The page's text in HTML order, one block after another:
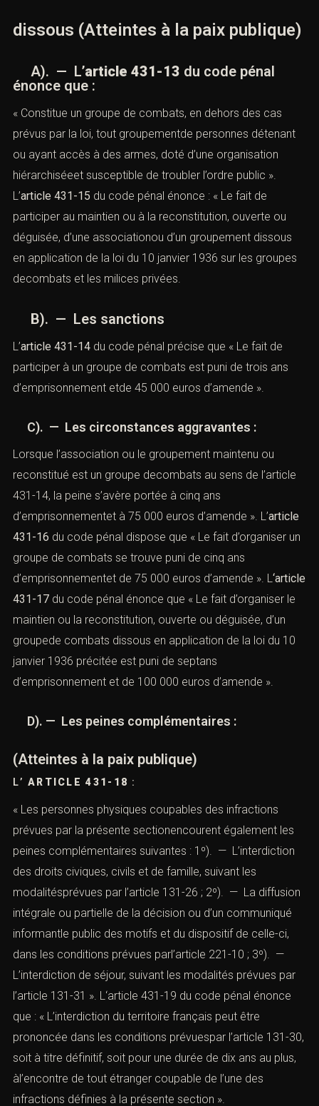
dissous (Atteintes à la paix publique)
A). — L’article 431-13 du code pénal
énonce que :
« Constitue un groupe de combats, en dehors des cas
prévus par la loi, tout groupementde personnes détenant
ou ayant accès à des armes, doté d’une organisation
hiérarchiséeet susceptible de troubler l’ordre public ».
L’article 431-15 du code pénal énonce : « Le fait de
participer au maintien ou à la reconstitution, ouverte ou
déguisée, d’une associationou d’un groupement dissous
en application de la loi du 10 janvier 1936 sur les groupes
decombats et les milices privées.
B). — Les sanctions
L’article 431-14 du code pénal précise que « Le fait de
participer à un groupe de combats est puni de trois ans
d’emprisonnement etde 45 000 euros d’amende ».
C). — Les circonstances aggravantes :
Lorsque l’association ou le groupement maintenu ou
reconstitué est un groupe decombats au sens de l’article
431-14, la peine s’avère portée à cinq ans
d’emprisonnementet à 75 000 euros d’amende ». L’article
431-16 du code pénal dispose que « Le fait d’organiser un
groupe de combats se trouve puni de cinq ans
d’emprisonnementet de 75 000 euros d’amende ». L‘article
431-17 du code pénal énonce que « Le fait d’organiser le
maintien ou la reconstitution, ouverte ou déguisée, d’un
groupede combats dissous en application de la loi du 10
janvier 1936 précitée est puni de septans
d’emprisonnement et de 100 000 euros d’amende ».
D). — Les peines complémentaires :
(Atteintes à la paix publique)
L’ ARTICLE 431-18 :
« Les personnes physiques coupables des infractions
prévues par la présente sectionencourent également les
peines complémentaires suivantes : 1º). — L’interdiction
des droits civiques, civils et de famille, suivant les
modalitésprévues par l’article 131-26 ; 2º). — La diffusion
intégrale ou partielle de la décision ou d’un communiqué
informantle public des motifs et du dispositif de celle-ci,
dans les conditions prévues parl’article 221-10 ; 3º). —
L’interdiction de séjour, suivant les modalités prévues par
l’article 131-31 ». L‘article 431-19 du code pénal énonce
que : « L’interdiction du territoire français peut être
prononcée dans les conditions prévuespar l’article 131-30,
soit à titre définitif, soit pour une durée de dix ans au plus,
àl’encontre de tout étranger coupable de l’une des
infractions définies à la présente section ».